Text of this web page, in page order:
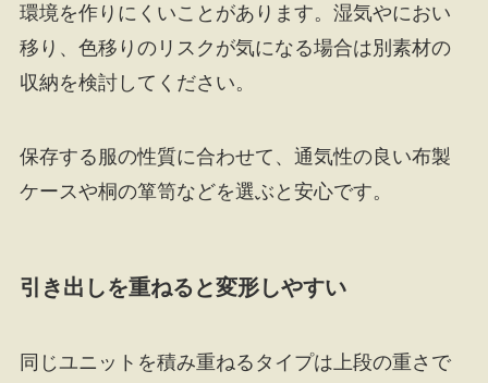
環境を作りにくいことがあります。湿気やにおい
移り、色移りのリスクが気になる場合は別素材の
収納を検討してください。
保存する服の性質に合わせて、通気性の良い布製
ケースや桐の箪笥などを選ぶと安心です。
引き出しを重ねると変形しやすい
同じユニットを積み重ねるタイプは上段の重さで